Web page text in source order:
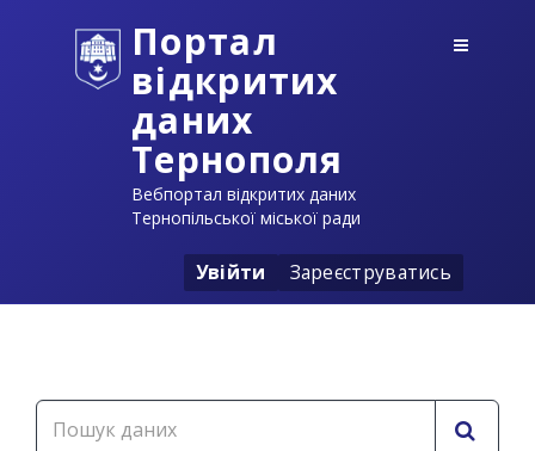
Портал
відкритих
даних
Тернополя
Вебпортал відкритих даних
Тернопільської міської ради
Увійти Зареєструватись